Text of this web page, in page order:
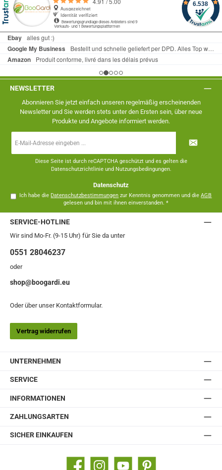
NEWSLETTER
Abonnieren Sie jetzt einfach unseren regelmäßig erscheinenden
Newsletter und Sie werden stets unter den Ersten sein, über neue
Produkte und Angebote informiert werden.
Mail-
Diese Seite ist durch reCAPTCHA geschützt und es gelten die
Datenschutzrichtlinieund Nutzungsbedingungen.
Datenschutz
Ich habe die Datenschutzbestimmungen zur Kenntnis genommen und dieAGB
gelesen und bin mit ihnen einverstanden. *
SERVICE-HOTLINE
Wir sind Mo-Fr. (9-15 Uhr) für Sie da unter
0551 28046237
oder
shop@boogardi.eu
Oder über unser Kontaktformular.
Vertrag widerrufen
UNTERNEHMEN
SERVICE
INFORMATIONEN
ZAHLUNGSARTEN
SICHER EINKAUFEN